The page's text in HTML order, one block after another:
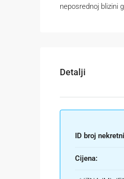
neposrednoj blizini
Detalji
ID broj
Cijena: